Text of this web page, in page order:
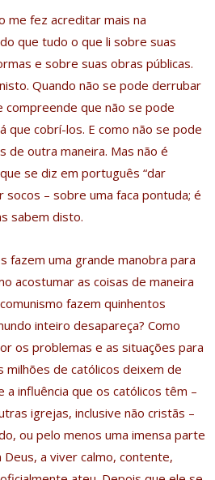
me fez acreditar mais na
que tudo o que li sobre suas
e sobre suas obras públicas.
Quando não se pode derrubar
compreende que não se pode
que cobrí-los. E como não se pode
de outra maneira. Mas não é
se diz em português “dar
– sobre uma faca pontuda; é
sabem disto.
fazem uma grande manobra para
acostumar as coisas de maneira
fazem quinhentos
inteiro desapareça? Como
os problemas e as situações para
milhões de católicos deixem de
a influência que os católicos têm –
igrejas, inclusive não cristãs –
ou pelo menos uma imensa parte
a viver calmo, contente,